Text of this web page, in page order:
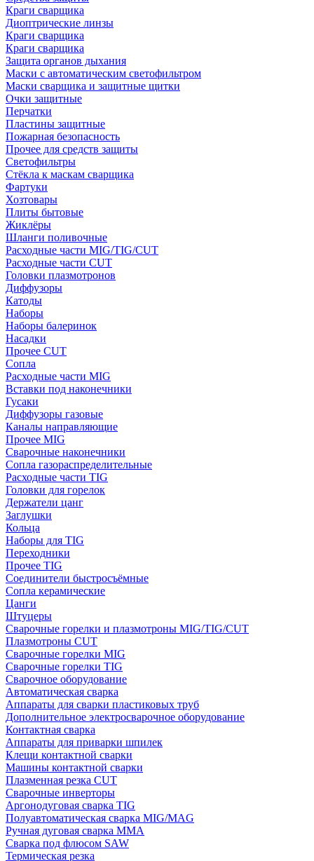
Краги сварщика
Диоптрические линзы
Краги сварщика
Краги сварщика
Защита органов дыхания
Маски с автоматическим светофильтром
Маски сварщика и защитные щитки
Очки защитные
Перчатки
Пластины защитные
Пожарная безопасность
Прочее для средств защиты
Светофильтры
Стёкла к маскам сварщика
Фартуки
Хозтовары
Плиты бытовые
Жиклёры
Шланги поливочные
Расходные части MIG/TIG/CUT
Расходные части CUT
Головки плазмотронов
Диффузоры
Катоды
Наборы
Наборы балеринок
Насадки
Прочее CUT
Сопла
Расходные части MIG
Вставки под наконечники
Гусаки
Диффузоры газовые
Каналы направляющие
Прочее MIG
Сварочные наконечники
Сопла газораспределительные
Расходные части TIG
Головки для горелок
Держатели цанг
Заглушки
Кольца
Наборы для TIG
Переходники
Прочее TIG
Соединители быстросъёмные
Сопла керамические
Цанги
Штуцеры
Сварочные горелки и плазмотроны MIG/TIG/CUT
Плазмотроны CUT
Сварочные горелки MIG
Сварочные горелки TIG
Сварочное оборудование
Автоматическая сварка
Аппараты для сварки пластиковых труб
Дополнительное электросварочное оборудование
Контактная сварка
Аппараты для приварки шпилек
Клещи контактной сварки
Машины контактной сварки
Плазменная резка CUT
Сварочные инверторы
Аргонодуговая сварка TIG
Полуавтоматическая сварка MIG/MAG
Ручная дуговая сварка MMA
Сварка под флюсом SAW
Термическая резка